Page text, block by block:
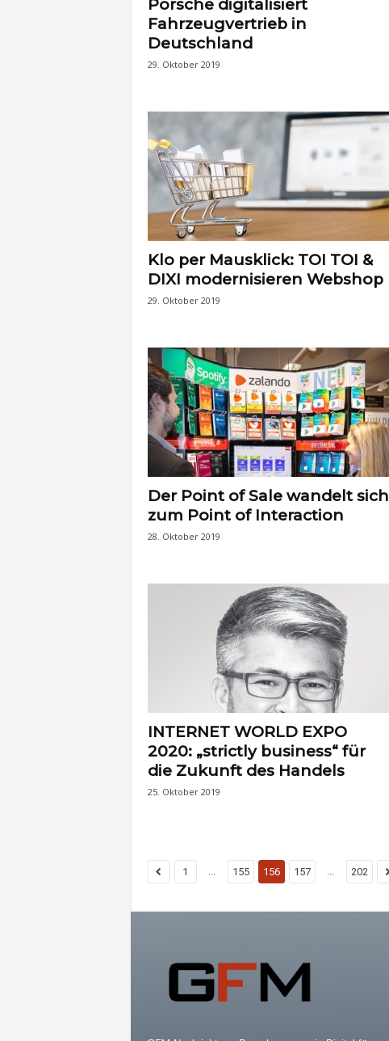
Porsche digitalisiert
Fahrzeugvertrieb in
Deutschland
29. Oktober 2019
Klo per Mausklick: TOI TOI &
DIXI modernisieren Webshop
29. Oktober 2019
Der Point of Sale wandelt sich
zum Point of Interaction
28. Oktober 2019
INTERNET WORLD EXPO
2020: „strictly business“ für
die Zukunft des Handels
25. Oktober 2019
1 155 156 157 202